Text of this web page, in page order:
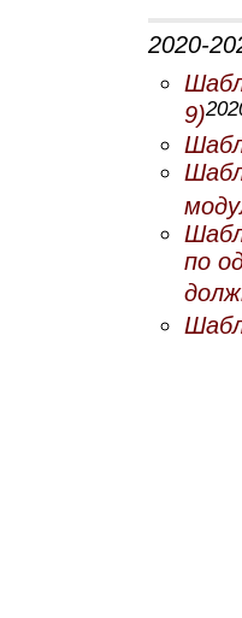
2020-
9)
по